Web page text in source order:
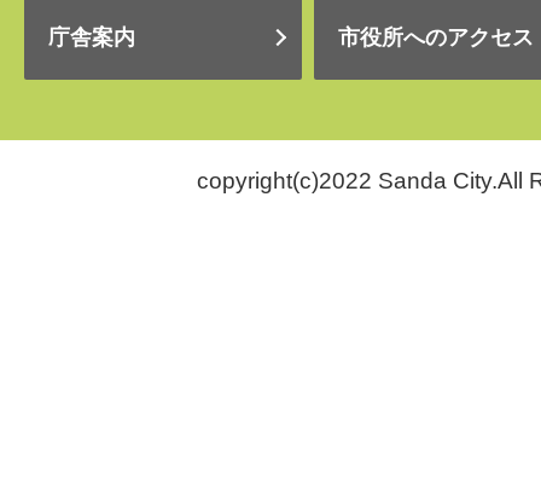
庁舎案内 市役所へのアクセス
copyright(c)2022 Sanda City.All